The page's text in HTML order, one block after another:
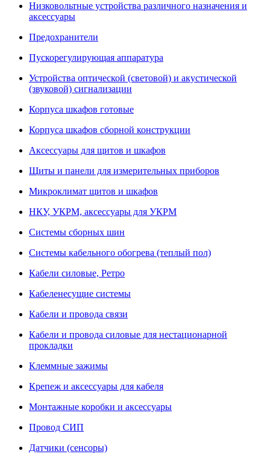
Низковольтные устройства различного назначения и
аксессуары
Предохранители
Пускорегулирующая аппаратура
Устройства оптической (световой) и акустической
(звуковой) сигнализации
Корпуса шкафов готовые
Корпуса шкафов сборной конструкции
Аксессуары для щитов и шкафов
Щиты и панели для измерительных приборов
Микроклимат щитов и шкафов
НКУ, УКРМ, аксессуары для УКРМ
Системы сборных шин
Системы кабельного обогрева (теплый пол)
Кабели силовые, Ретро
Кабеленесущие системы
Кабели и провода связи
Кабели и провода силовые для нестационарной
прокладки
Клеммные зажимы
Крепеж и аксессуары для кабеля
Монтажные коробки и аксессуары
Провод СИП
Датчики (сенсоры)